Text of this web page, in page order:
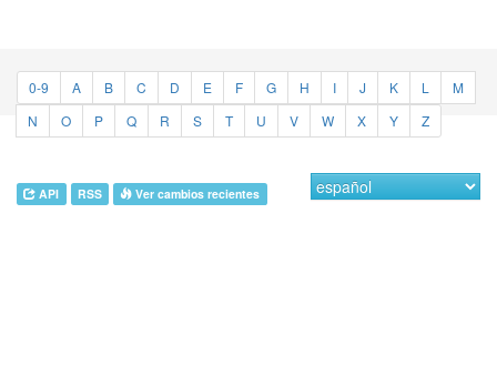
0-9 A B C D E F G H I J K L
M
N
O P Q R S T U V W X Y Z
API RSS Ver cambios recientes